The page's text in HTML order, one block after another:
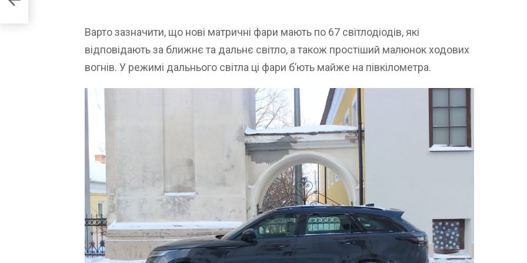
Варто зазначити, що нові матричні фари мають по 67 світлодіодів, які
відповідають за ближнє та дальнє світло, а також простіший малюнок ходових
вогнів. У режимі дальнього світла ці фари б’ють майже на півкілометра.